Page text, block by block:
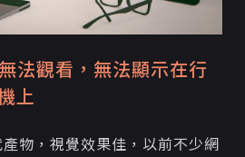
法觀看，無法顯示在行
上
物，視覺效果佳，以前不少網